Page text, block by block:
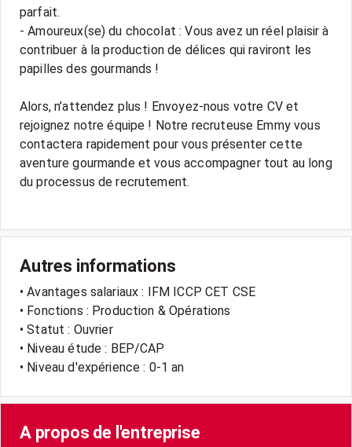
parfait.
- Amoureux(se) du chocolat : Vous avez un réel plaisir à
contribuer à la production de délices qui raviront les
papilles des gourmands !
Alors, n’attendez plus ! Envoyez-nous votre CV et
rejoignez notre équipe ! Notre recruteuse Emmy vous
contactera rapidement pour vous présenter cette
aventure gourmande et vous accompagner tout au long
du processus de recrutement.
Autres informations
• Avantages salariaux : IFM ICCP CET CSE
• Fonctions : Production & Opérations
• Statut : Ouvrier
• Niveau étude : BEP/CAP
• Niveau d'expérience : 0-1 an
A propos de l'entreprise